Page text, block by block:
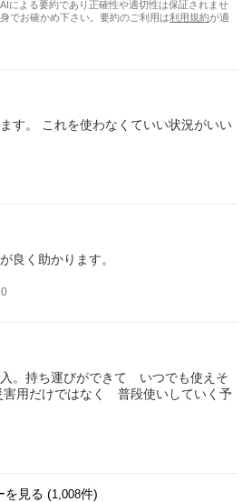
による要約であり正確性や適切性は保証されませ
でお確かめ下さい。要約のご利用は利用規約が適
す。 これを使わなくていい状況がいい
良く助かります。
。持ち運びができて いつでも使えそ
害用だけではなく 普段使いしていく予
を見る (1,008件)